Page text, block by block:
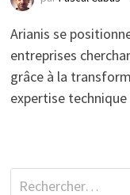
Arianis se
entreprises
grâce à la
expertise
Rechercher :